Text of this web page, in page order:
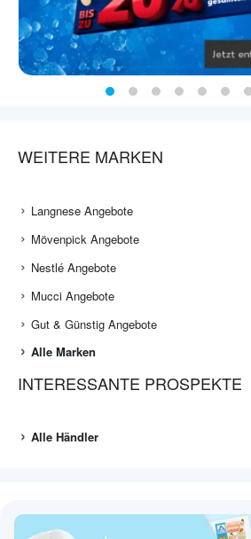
WEITERE MARKEN
Langnese Angebote
Mövenpick Angebote
Nestlé Angebote
Mucci Angebote
Gut & Günstig Angebote
Alle Marken
INTERESSANTE PROSPEKTE
Alle Händler